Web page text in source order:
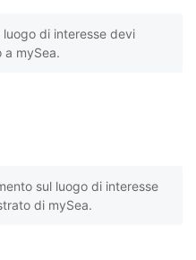
di interesse devi
a mySea.
sul luogo di interesse
di mySea.